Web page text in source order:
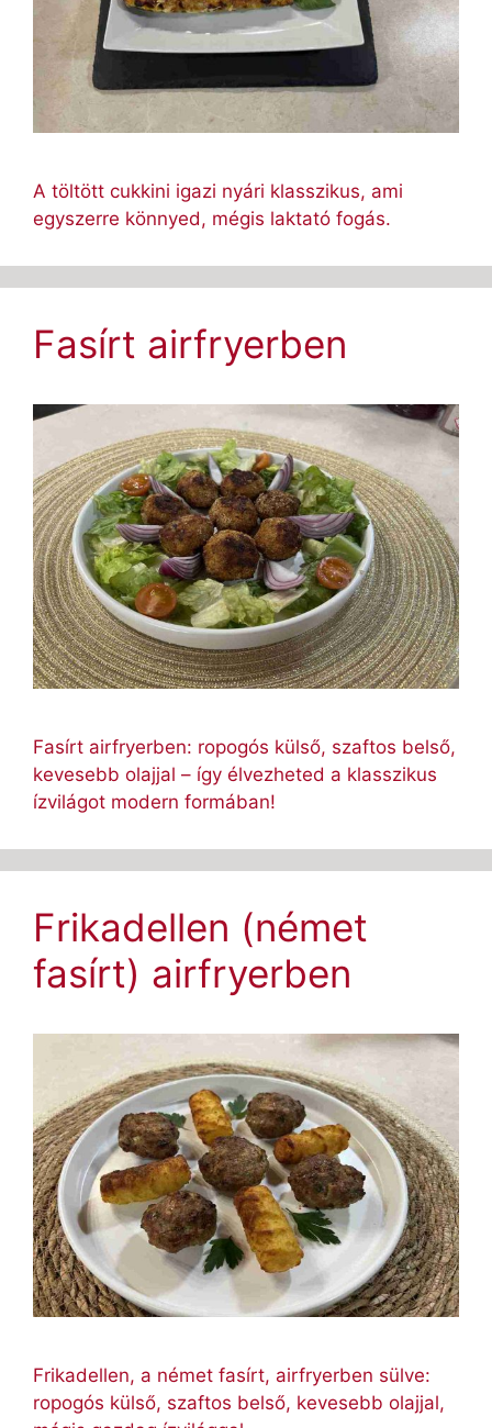
A töltött cukkini igazi nyári klasszikus, ami
egyszerre könnyed, mégis laktató fogás.
Fasírt airfryerben
Fasírt airfryerben: ropogós külső, szaftos belső,
kevesebb olajjal – így élvezheted a klasszikus
ízvilágot modern formában!
Frikadellen (német
fasírt) airfryerben
Frikadellen, a német fasírt, airfryerben sülve:
ropogós külső, szaftos belső, kevesebb olajjal,